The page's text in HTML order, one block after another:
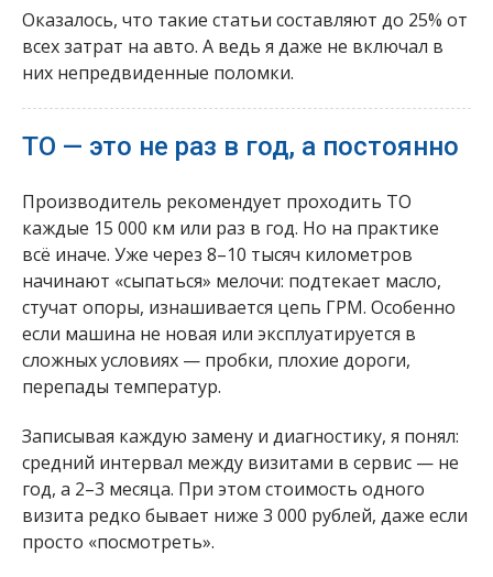
Оказалось, что такие статьи составляют до 25% от
всех затрат на авто. А ведь я даже не включал в
них непредвиденные поломки.
ТО — это не раз в год, а постоянно
Производитель рекомендует проходить ТО
каждые 15 000 км или раз в год. Но на практике
всё иначе. Уже через 8–10 тысяч километров
начинают «сыпаться» мелочи: подтекает масло,
стучат опоры, изнашивается цепь ГРМ. Особенно
если машина не новая или эксплуатируется в
сложных условиях — пробки, плохие дороги,
перепады температур.
Записывая каждую замену и диагностику, я понял:
средний интервал между визитами в сервис — не
год, а 2–3 месяца. При этом стоимость одного
визита редко бывает ниже 3 000 рублей, даже если
просто «посмотреть».